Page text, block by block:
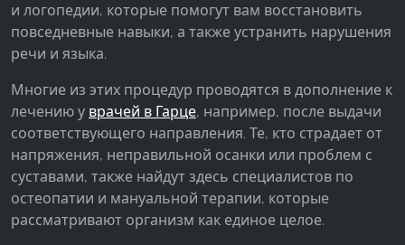
и логопедии, которые помогут вам восстановить
повседневные навыки, а также устранить нарушения
речи и языка.
Многие из этих процедур проводятся в дополнение к
лечению у врачей в Гарце, например, после выдачи
соответствующего направления. Те, кто страдает от
напряжения, неправильной осанки или проблем с
суставами, также найдут здесь специалистов по
остеопатии и мануальной терапии, которые
рассматривают организм как единое целое.
СТАТИСТИКА
Статистические Cookies собирают информацию
понять, как наши посетители используют наш
сайт.
Google Analytics
Name:
_ga, _gid, _gac_gb_